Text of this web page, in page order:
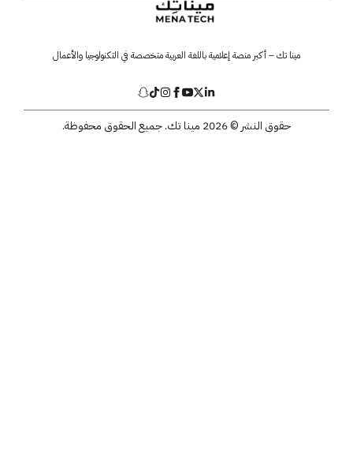
مينا تك – أكبر منصة إعلامية باللغة العربية متخصصة في التكنولوجيا والأعمال
حقوق النشر © 2026 مينا تك. جميع الحقوق محفوظة.